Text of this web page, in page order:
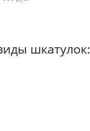
шкатулок: